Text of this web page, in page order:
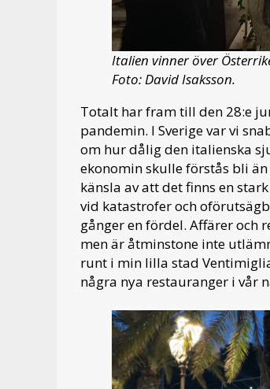
Italien vinner över
Foto: David Isaksson.
Totalt har fram till den 28:e
pandemin. I Sverige var vi
om hur dålig den italienska
ekonomin skulle förstås bli
känsla av att det finns en
vid katastrofer och
gånger en fördel. Affärer och
men är åtminstone inte
runt i min lilla stad
några nya restauranger i vår